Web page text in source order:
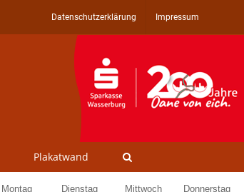
Datenschutzerklärung Impressum
Plakatwand